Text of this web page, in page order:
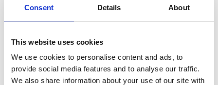
Consent Details About
This website uses cookies
We use cookies to personalise content and ads, to
provide social media features and to analyse our traffic.
We also share information about your use of our site with
Nel primo semestre è aumentata fortemente la
costruzione di nuove abitazioni
Repubblica Ceca